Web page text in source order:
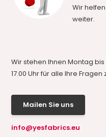
Wir
weiter.
Wir stehen Ihnen Montag
17.00 Uhr für alle Ihre
Mailen Sie uns
info@yesfabrics.eu